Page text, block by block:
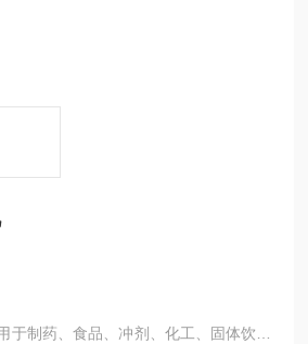
于制药、食品、冲剂、化工、固体饮料